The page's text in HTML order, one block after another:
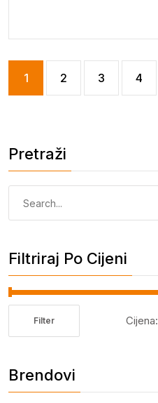
1 2 3 4
Pretraži
Filtriraj Po Cijeni
Filter Cijena:
Brendovi